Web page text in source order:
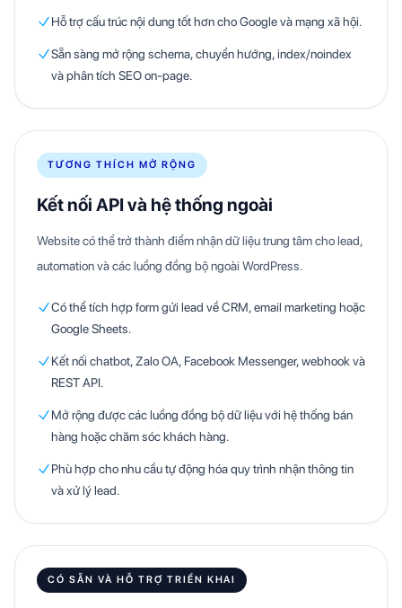
Hỗ trợ cấu trúc nội dung tốt hơn cho Google và mạng xã hội.
Sẵn sàng mở rộng schema, chuyển hướng, index/noindex
và phân tích SEO on-page.
TƯƠNG THÍCH MỞ RỘNG
Kết nối API và hệ thống ngoài
Website có thể trở thành điểm nhận dữ liệu trung tâm cho lead,
automation và các luồng đồng bộ ngoài WordPress.
Có thể tích hợp form gửi lead về CRM, email marketing hoặc
Google Sheets.
Kết nối chatbot, Zalo OA, Facebook Messenger, webhook và
REST API.
Mở rộng được các luồng đồng bộ dữ liệu với hệ thống bán
hàng hoặc chăm sóc khách hàng.
Phù hợp cho nhu cầu tự động hóa quy trình nhận thông tin
và xử lý lead.
CÓ SẴN VÀ HỖ TRỢ TRIỂN KHAI